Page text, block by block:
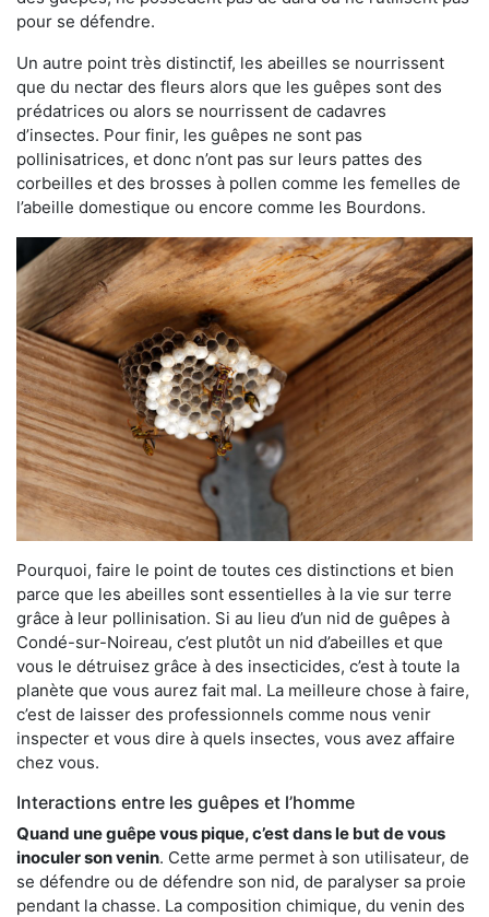
pour se défendre.
Un autre point très distinctif, les abeilles se nourrissent
que du nectar des fleurs alors que les guêpes sont des
prédatrices ou alors se nourrissent de cadavres
d’insectes. Pour finir, les guêpes ne sont pas
pollinisatrices, et donc n’ont pas sur leurs pattes des
corbeilles et des brosses à pollen comme les femelles de
l’abeille domestique ou encore comme les Bourdons.
Pourquoi, faire le point de toutes ces distinctions et bien
parce que les abeilles sont essentielles à la vie sur terre
grâce à leur pollinisation. Si au lieu d’un nid de guêpes à
Condé-sur-Noireau, c’est plutôt un nid d’abeilles et que
vous le détruisez grâce à des insecticides, c’est à toute la
planète que vous aurez fait mal. La meilleure chose à faire,
c’est de laisser des professionnels comme nous venir
inspecter et vous dire à quels insectes, vous avez affaire
chez vous.
Interactions entre les guêpes et l’homme
Quand une guêpe vous pique, c’est dans le but de vous
inoculer son venin. Cette arme permet à son utilisateur, de
se défendre ou de défendre son nid, de paralyser sa proie
pendant la chasse. La composition chimique, du venin des